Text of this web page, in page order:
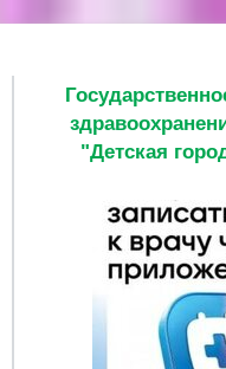
"Детская